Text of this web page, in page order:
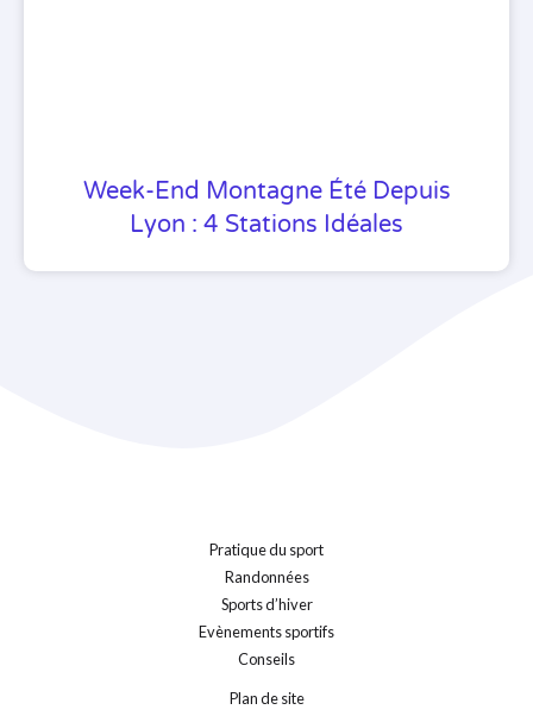
Week-End Montagne Été Depuis
Lyon : 4 Stations Idéales
Pratique du sport
Randonnées
Sports d’hiver
Evènements sportifs
Conseils
Plan de site